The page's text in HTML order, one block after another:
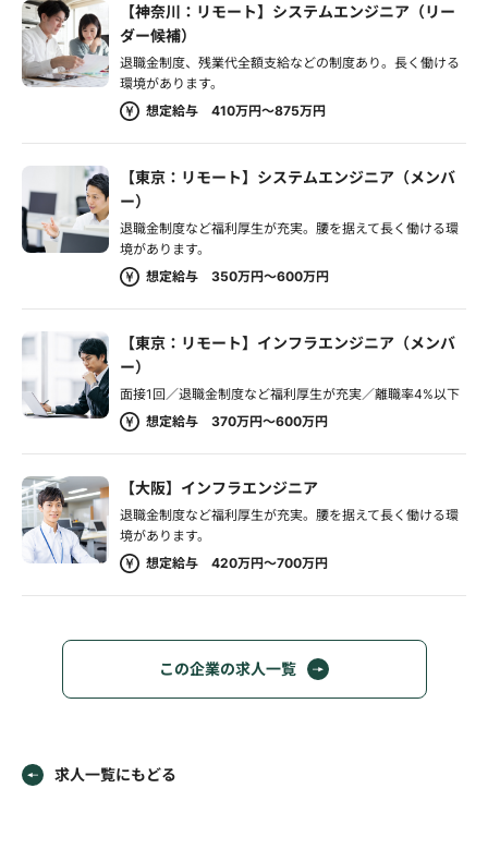
【神奈川：リモート】システムエンジニア（リー
ダー候補）
退職金制度、残業代全額支給などの制度あり。長く働ける
環境があります。
想定給与 410万円～875万円
【東京：リモート】システムエンジニア（メンバ
ー）
退職金制度など福利厚生が充実。腰を据えて長く働ける環
境があります。
想定給与 350万円～600万円
【東京：リモート】インフラエンジニア（メンバ
ー）
面接1回／退職金制度など福利厚生が充実／離職率4%以下
想定給与 370万円～600万円
【大阪】インフラエンジニア
退職金制度など福利厚生が充実。腰を据えて長く働ける環
境があります。
想定給与 420万円～700万円
この企業の求人一覧
求人一覧にもどる